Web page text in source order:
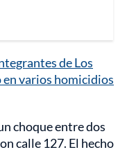
de Los
varios homicidios
choque entre dos
calle 127. El hecho